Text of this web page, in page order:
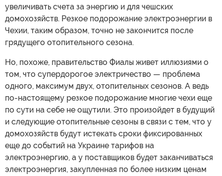
увеличивать счета за энергию и для чешских
домохозяйств. Резкое подорожание электроэнергии в
Чехии, таким образом, точно не закончится после
грядущего отопительного сезона.
Но, похоже, правительство Фиалы живет иллюзиями о
том, что супердорогое электричество — проблема
одного, максимум двух, отопительных сезонов. А ведь
по-настоящему резкое подорожание многие чехи еще
по сути на себе не ощутили. Это произойдет в будущий
и следующие отопительные сезоны в связи с тем, что у
домохозяйств будут истекать сроки фиксированных
еще до событий на Украине тарифов на
электроэнергию, а у поставщиков будет заканчиваться
электроэнергия, закупленная по более низким ценам